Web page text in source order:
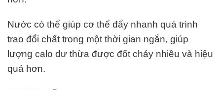
Nước có thể giúp cơ thể đẩy nhanh quá trình
trao đổi chất trong một thời gian ngắn, giúp
lượng calo dư thừa được đốt cháy nhiều và hiệu
quả hơn.